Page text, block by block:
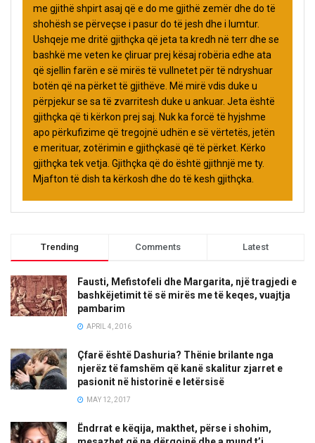
me gjithë shpirt asaj që e do me gjithë zemër dhe do të
shohësh se përveçse i pasur do të jesh dhe i lumtur.
Ushqeje me dritë gjithçka që jeta ta kredh në terr dhe se
bashkë me veten ke çliruar prej kësaj robëria edhe ata
që sjellin farën e së mirës të vullnetet për të ndryshuar
botën që na përket të gjithëve. Më mirë vdis duke u
përpjekur se sa të zvarritesh duke u ankuar. Jeta është
gjithçka që ti kërkon prej saj. Nuk ka forcë të hyjshme
apo përkufizime që tregojnë udhën e së vërtetës, jetën
e merituar, zotërimin e gjithçkasë që të përket. Kërko
gjithçka tek vetja. Gjithçka që do është gjithnjë me ty.
Mjafton të dish ta kërkosh dhe do të kesh gjithçka.
Trending Comments Latest
Fausti, Mefistofeli dhe Margarita, një tragjedi e
bashkëjetimit të së mirës me të keqes, vuajtja
pambarim
APRIL 4, 2016
Çfarë është Dashuria? Thënie brilante nga
njerëz të famshëm që kanë skalitur zjarret e
pasionit në historinë e letërsisë
MAY 12, 2017
Ëndrrat e këqija, makthet, përse i shohim,